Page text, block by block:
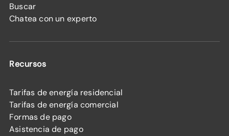
Buscar
Chatea con un experto
Recursos
Tarifas de energía residencial
Tarifas de energía comercial
Formas de pago
Asistencia de pago